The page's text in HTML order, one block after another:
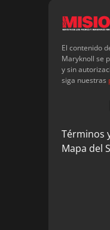
El contenido
Maryknoll se
y sin
siga nuestras
Términos
Mapa del